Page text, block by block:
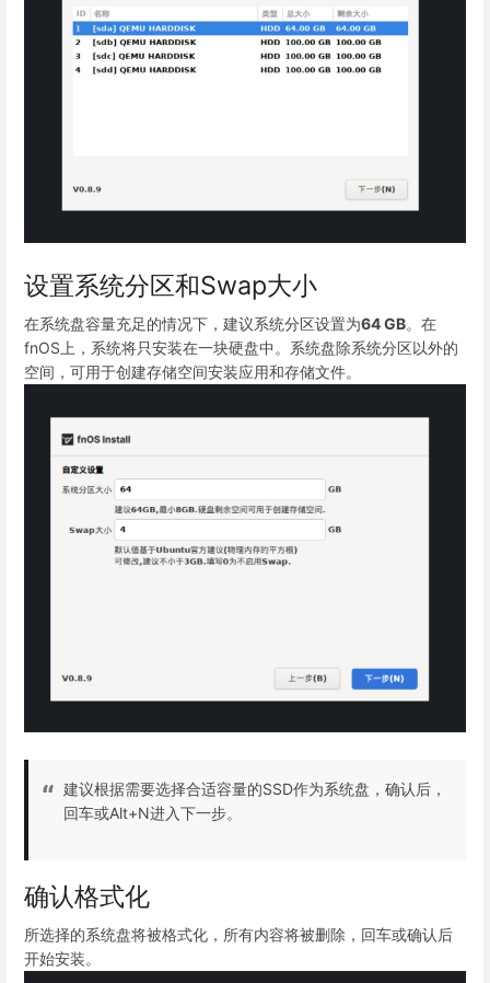
设置系统分区和Swap大小
在系统盘容量充足的情况下，建议系统分区设置为64 GB。在
fnOS上，系统将只安装在一块硬盘中。系统盘除系统分区以外的
空间，可用于创建存储空间安装应用和存储文件。
建议根据需要选择合适容量的SSD作为系统盘，确认后，
回车或Alt+N进入下一步。
确认格式化
所选择的系统盘将被格式化，所有内容将被删除，回车或确认后
开始安装。